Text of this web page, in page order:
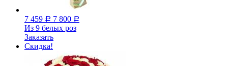
7 459 Р 7 800 Р
Из 9 белых роз
Заказать
Скидка!